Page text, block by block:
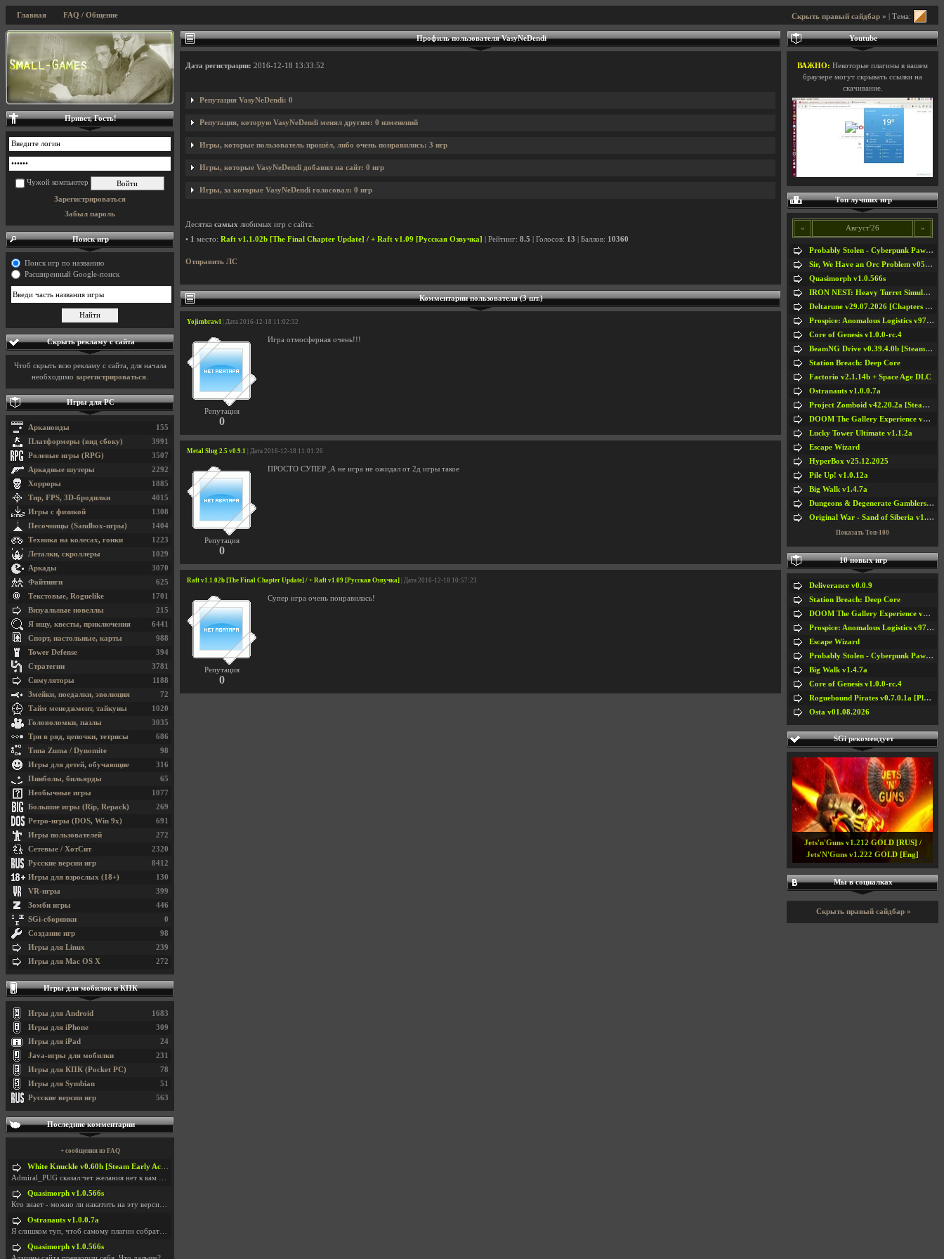
Скрыть правый сайдбар » | Тема:
Главная FAQ / Общение
Профиль пользователя VasyNeDendi
Дата регистрации: 2016-12-18 13:33:52
Репутация VasyNeDendi: 0
Репутация, которую VasyNeDendi менял другим: 0 изменений
Игры, которые пользователь прошёл, либо очень понравились: 3 игр
Игры, которые VasyNeDendi добавил на сайт: 0 игр
Игры, за которые VasyNeDendi голосовал: 0 игр
Десятка самых любимых игр с сайта:
• 1 место: Raft v1.1.02b [The Final Chapter Update] / + Raft v1.09 [Русская Озвучка] | Рейтинг: 8.5 | Голосов: 13 | Баллов: 10360
Отправить ЛС
Комментарии пользователя (3 шт.)
Yojimbrawl | Дата 2016-12-18 11:02:32
Репутация
0
Игра отмосферная очень!!!
Metal Slug 2.5 v0.9.1 | Дата 2016-12-18 11:01:26
Репутация
0
ПРОСТО СУПЕР ,А не игра не ожидал от 2д игры такое
Raft v1.1.02b [The Final Chapter Update] / + Raft v1.09 [Русская Озвучка] | Дата 2016-12-18 10:57:23
Репутация
0
Супер игра очень понравилась!
Привет, Гость!
Чужой компьютер
Зарегистрироваться
Забыл пароль
Поиск игр
Поиск игр по названию
Расширенный Google-поиск
Скрыть рекламу с сайта
Чтоб скрыть всю рекламу с сайта, для начала
необходимо зарегистрироваться
Игры для PC
155
Арканоиды
3991
Платформеры (вид сбоку)
3507
Ролевые игры (RPG)
2292
Аркадные шутеры
1885
Хорроры
4015
Тир, FPS, 3D-бродилки
1308
Игры с физикой
1404
Песочницы (Sandbox-игры)
1223
Техника на колесах, гонки
1029
Леталки, скроллеры
3070
Аркады
625
Файтинги
1701
Текстовые, Roguelike
215
Визуальные новеллы
6441
Я ищу, квесты, приключения
988
Спорт, настольные, карты
394
Tower Defense
3781
Стратегии
1188
Симуляторы
72
Змейки, поедалки, эволюция
1020
Тайм менеджмент, тайкуны
3035
Головоломки, пазлы
686
Три в ряд, цепочки, тетрисы
98
Типа Zuma / Dynomite
316
Игры для детей, обучающие
65
Пинболы, бильярды
1077
Необычные игры
269
Большие игры (Rip, Repack)
691
Ретро-игры (DOS, Win 9x)
272
Игры пользователей
2320
Сетевые / ХотСит
8412
Русские версии игр
130
Игры для взрослых (18+)
399
VR-игры
446
Зомби игры
0
SGi-сборники
98
Создание игр
239
Игры для Linux
272
Игры для Mac OS X
Игры для мобилок и КПК
1683
Игры для Android
309
Игры для iPhone
24
Игры для iPad
231
Java-игры для мобилки
78
Игры для КПК (Pocket PC)
51
Игры для Symbian
563
Русские версии игр
Последние комментарии
+ сообщения из FAQ
White Knuckle v0.60h [Steam Early Access]
Admiral_PUG сказал:чет желания нет к вам сюда захо
Quasimorph v1.0.566s
Кто знает - можно ли накатить на эту версию моды?
Ostranauts v1.0.0.7a
Я слишком туп, чтоб самому плагин собрать. И что-т
Quasimorph v1.0.566s
Youtube
ВАЖНО: Некоторые плагины в вашем
браузере могут скрывать ссылки на
скачивание.
Топ лучших игр
« Август'26 »
Probably Stolen - Cyberpunk Pawnshop Simulator v048c [Playtest]
Sir, We Have an Orc Problem v05.08.2026
Quasimorph v1.0.566s
IRON NEST: Heavy Turret Simulator v1.0a
Deltarune v29.07.2026 [Chapters 1-5] / + RUS [Chapters 1-5]
Prospice: Anomalous Logistics v97 [Playtest]
Core of Genesis v1.0.0-rc.4
BeamNG Drive v0.39.4.0b [Steam Early Access]
Station Breach: Deep Core
Factorio v2.1.14b + Space Age DLC
Ostranauts v1.0.0.7a
Project Zomboid v42.20.2a [Steam Early Access]
DOOM The Gallery Experience v1.4.2
Lucky Tower Ultimate v1.1.2a
Escape Wizard
HyperBox v25.12.2025
Pile Up! v1.0.12a
Big Walk v1.4.7a
Dungeons & Degenerate Gamblers v2.0.2a
Original War - Sand of Siberia v1.6.30
Показать Топ-100
10 новых игр
Deliverance v0.0.9
Station Breach: Deep Core
DOOM The Gallery Experience v1.4.2
Prospice: Anomalous Logistics v97 [Playtest]
Escape Wizard
Probably Stolen - Cyberpunk Pawnshop Simulator v048c [Playtest]
Big Walk v1.4.7a
Core of Genesis v1.0.0-rc.4
Roguebound Pirates v0.7.0.1a [Playtest]
Osta v01.08.2026
SGi рекомендует
Jets'n'Guns v1.212 GOLD [RUS] /
Jets'N'Guns v1.222 GOLD [Eng]
Мы в социалках
Скрыть правый сайдбар »